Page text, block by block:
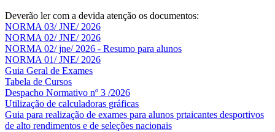
Deverão ler com a devida atenção os documentos:
NORMA 03/ JNE/ 2026
NORMA 02/ JNE/ 2026
NORMA 02/ jne/ 2026 - Resumo para alunos
NORMA 01/ JNE/ 2026
Guia Geral de Exames
Tabela de Cursos
Despacho Normativo nº 3 /2026
Utilização de calculadoras gráficas
Guia para realização de exames para alunos prtaicantes desportivos
de alto rendimentos e de seleções nacionais